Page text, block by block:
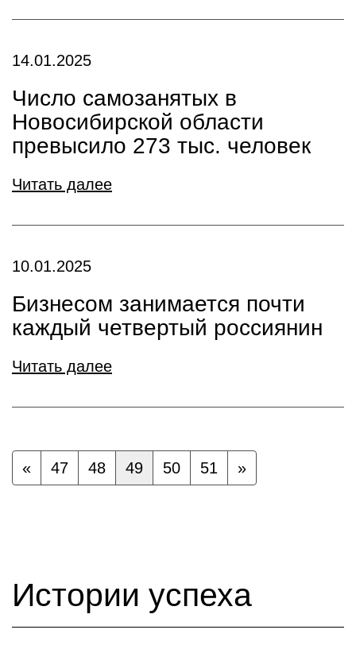
14.01.2025
Число самозанятых в
Новосибирской области
превысило 273 тыс. человек
Читать далее
10.01.2025
Бизнесом занимается почти
каждый четвертый россиянин
Читать далее
« 47 48 49 50 51 »
Истории успеха